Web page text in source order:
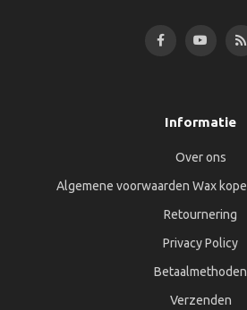
Informatie
Over ons
Algemene voorwaarden Wax
Retournering
Privacy Policy
Betaalmethoden
Verzenden